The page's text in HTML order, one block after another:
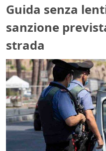
Guida senza
sanzione
strada